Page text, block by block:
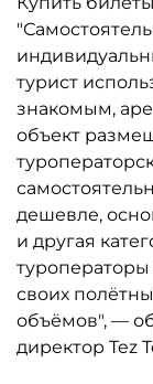
турист
знакомым,
объект
дешевле,
и другая
своих
объёмов", —
директор Tez